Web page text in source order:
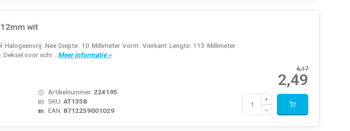
wit
Nee Diepte: 10 Millimeter Vorm: Vierkant Lengte: 113 Millimeter
voor schr... Meer informatie »
6,17
2,49
Artikelnummer: 224195
SKU: AT1358
EAN: 8712259001029